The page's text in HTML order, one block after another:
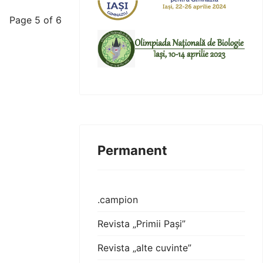
Page 5 of 6
Permanent
.campion
Revista „Primii Pași”
Revista „alte cuvinte”